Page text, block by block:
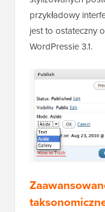
przykładowy
jest to ostateczny
WordPressie 3.1.